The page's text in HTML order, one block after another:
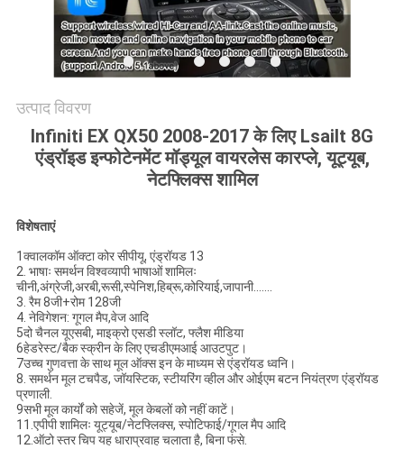
उत्पाद विवरण
Infiniti EX QX50 2008-2017 के लिए Lsailt 8G
एंड्रॉइड इन्फोटेनमेंट मॉड्यूल वायरलेस कारप्ले, यूट्यूब,
नेटफ्लिक्स शामिल
विशेषताएं
1क्वालकॉम ऑक्टा कोर सीपीयू, एंड्रॉयड 13
2. भाषाः समर्थन विश्वव्यापी भाषाओं शामिलः
चीनी,अंग्रेजी,अरबी,रूसी,स्पेनिश,हिब्रू,कोरियाई,जापानी.......
3. रैम 8जी+रोम 128जी
4. नेविगेशन: गूगल मैप,वेज आदि
5दो चैनल यूएसबी, माइक्रो एसडी स्लॉट, फ्लैश मीडिया
6हेडरेस्ट/बैक स्क्रीन के लिए एचडीएमआई आउटपुट।
7उच्च गुणवत्ता के साथ मूल ऑक्स इन के माध्यम से एंड्रॉयड ध्वनि।
8. समर्थन मूल टचपैड, जॉयस्टिक, स्टीयरिंग व्हील और ओईएम बटन नियंत्रण एंड्रॉयड
प्रणाली.
9सभी मूल कार्यों को सहेजें, मूल केबलों को नहीं काटें।
11.एपीपी शामिलः यूट्यूब/नेटफ्लिक्स, स्पोटिफाई/गूगल मैप आदि
12.ऑटो स्तर चिप यह धाराप्रवाह चलाता है, बिना फंसे.